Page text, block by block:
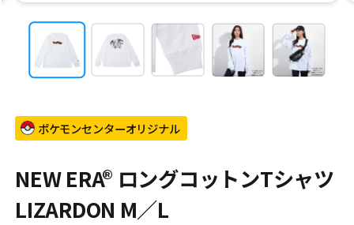
ポケモンセンターオリジナル
NEW ERA® ロングコットンTシャツ
LIZARDON M／L